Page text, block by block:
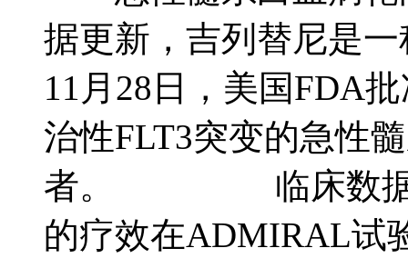
据更新，吉列替尼是
11月28日，美国FDA
治性FLT3突变的急性
者。 临床数据，
的疗效在ADMIRAL试